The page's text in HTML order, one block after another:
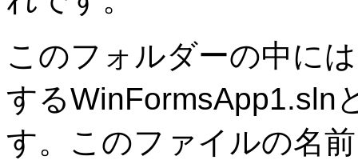
このフォルダーの中に
するWinFormsApp1.sln
す。このファイルの名